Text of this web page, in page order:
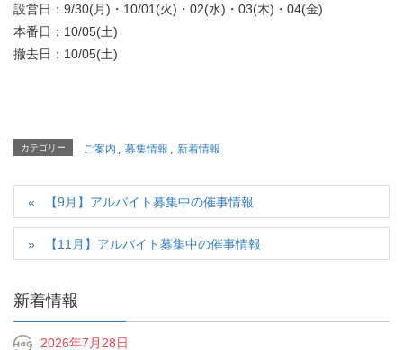
設営日：9/30(月)・10/01(火)・02(水)・03(木)・04(金)
本番日：10/05(土)
撤去日：10/05(土)
カテゴリー ご案内 , 募集情報 , 新着情報
【9月】アルバイト募集中の催事情報
【11月】アルバイト募集中の催事情報
新着情報
2026年7月28日